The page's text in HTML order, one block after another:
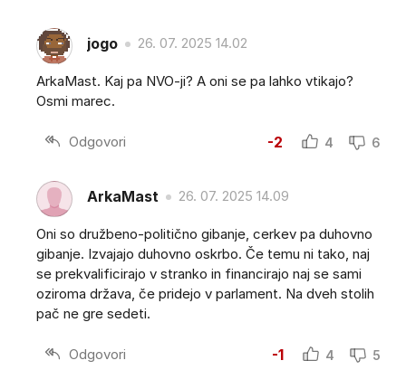
jogo 26. 07. 2025 14.02
ArkaMast. Kaj pa NVO-ji? A oni se pa lahko vtikajo?
Osmi marec.
Odgovori -2 4 6
ArkaMast 26. 07. 2025 14.09
Oni so družbeno-politično gibanje, cerkev pa duhovno
gibanje. Izvajajo duhovno oskrbo. Če temu ni tako, naj
se prekvalificirajo v stranko in financirajo naj se sami
oziroma država, če pridejo v parlament. Na dveh stolih
pač ne gre sedeti.
Odgovori -1 4 5